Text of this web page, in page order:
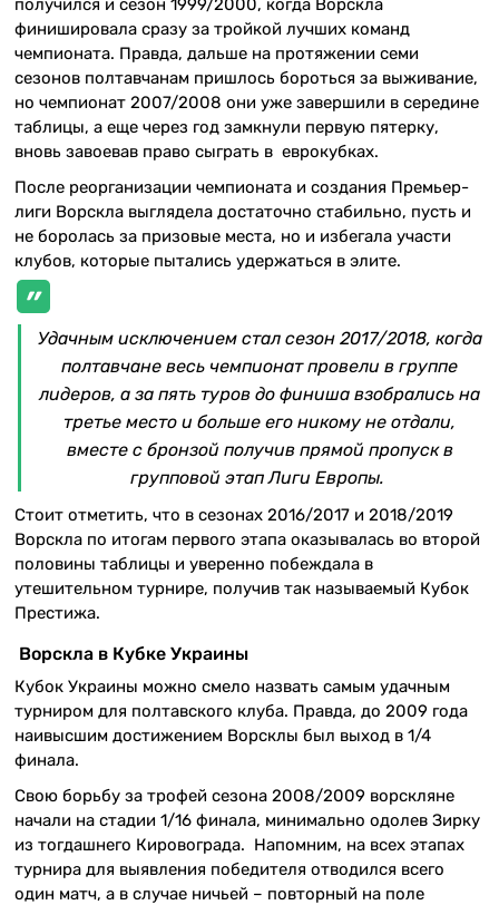
получился и сезон 1999/2000, когда Ворскла
финишировала сразу за тройкой лучших команд
чемпионата. Правда, дальше на протяжении семи
сезонов полтавчанам пришлось бороться за выживание,
но чемпионат 2007/2008 они уже завершили в середине
таблицы, а еще через год замкнули первую пятерку,
вновь завоевав право сыграть в еврокубках.
После реорганизации чемпионата и создания Премьер-
лиги Ворскла выглядела достаточно стабильно, пусть и
не боролась за призовые места, но и избегала участи
клубов, которые пытались удержаться в элите.
Удачным исключением стал сезон 2017/2018, когда
полтавчане весь чемпионат провели в группе
лидеров, а за пять туров до финиша взобрались на
третье место и больше его никому не отдали,
вместе с бронзой получив прямой пропуск в
групповой этап Лиги Европы.
Стоит отметить, что в сезонах 2016/2017 и 2018/2019
Ворскла по итогам первого этапа оказывалась во второй
половины таблицы и уверенно побеждала в
утешительном турнире, получив так называемый Кубок
Престижа.
Ворскла в Кубке Украины
Кубок Украины можно смело назвать самым удачным
турниром для полтавского клуба. Правда, до 2009 года
наивысшим достижением Ворсклы был выход в 1/4
финала.
Свою борьбу за трофей сезона 2008/2009 ворскляне
начали на стадии 1/16 финала, минимально одолев Зирку
из тогдашнего Кировограда. Напомним, на всех этапах
турнира для выявления победителя отводился всего
один матч, а в случае ничьей – повторный на поле